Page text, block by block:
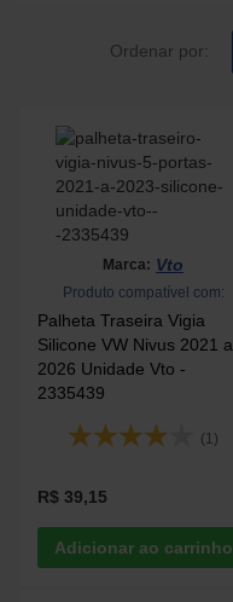
Ordenar por:
Marca: Vto
Produto compatível com:
Palheta Traseira Vigia
Silicone VW Nivus 2021 a
2026 Unidade Vto -
2335439
(1)
R$ 39,15